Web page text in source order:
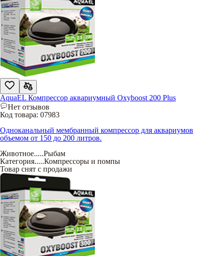
AquaEL Компрессор аквариумный Oxyboost 200 Plus
Нет отзывов
Код товара: 07983
Одноканальный мембранный компрессор для аквариумов
объемом от 150 до 200 литров.
Животное.....Рыбам
Категория.....Компрессоры и помпы
Товар снят с продажи